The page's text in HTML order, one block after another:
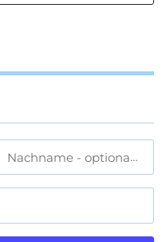
Nachname - optionale